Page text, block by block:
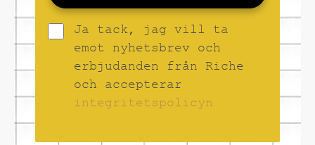
Ja tack, jag vill ta
emot nyhetsbrev och
erbjudanden från Riche
och accepterar
integritetspolicyn